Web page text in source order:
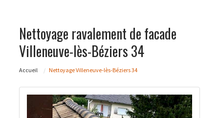
Nettoyage ravalement de facade
Villeneuve-lès-Béziers 34
Accueil Nettoyage Villeneuve-lès-Béziers 34